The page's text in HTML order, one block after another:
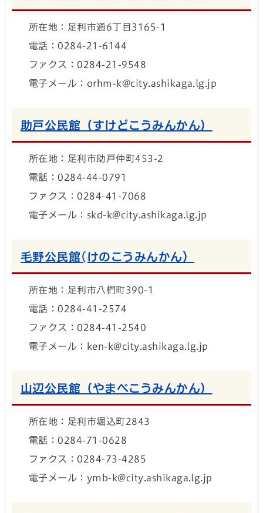
所在地：足利市通6丁目3165-1
電話：0284-21-6144
ファクス：0284-21-9548
電子メール：orhm-k@city.ashikaga.lg.jp
助戸公民館（すけどこうみんかん）
所在地：足利市助戸仲町453-2
電話：0284-44-0791
ファクス：0284-41-7068
電子メール：skd-k@city.ashikaga.lg.jp
毛野公民館(けのこうみんかん）
所在地：足利市八椚町390-1
電話：0284-41-2574
ファクス：0284-41-2540
電子メール：ken-k@city.ashikaga.lg.jp
山辺公民館（やまべこうみんかん）
所在地：足利市堀込町2843
電話：0284-71-0628
ファクス：0284-73-4285
電子メール：ymb-k@city.ashikaga.lg.jp